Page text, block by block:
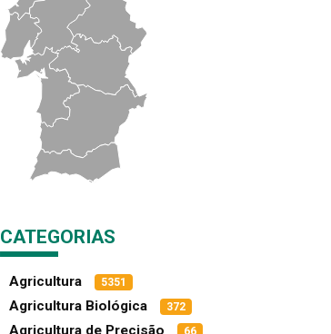
CATEGORIAS
Agricultura 5351
Agricultura Biológica 372
Agricultura de Precisão 66